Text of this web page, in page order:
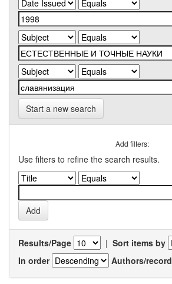
Start a new search
Add filters:
Use filters to refine the search results.
Results/Page | Sort items by
In order
Authors/record